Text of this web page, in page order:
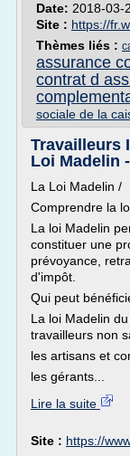
Date: 2018-03-
Site : https://
Thèmes liés :
assurance
contrat d
sociale de la
Travailleurs
Loi Madelin
La Loi Madelin /
Comprendre la
La loi Madelin
constituer une
prévoyance,
d'impôt.
Qui peut
La loi Madelin
travailleurs non
les artisans et
les gérants...
Lire la suite
Site : https://